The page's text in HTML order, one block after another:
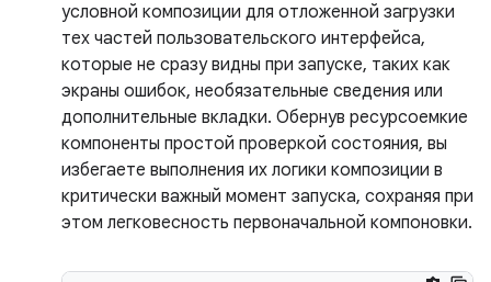
условной композиции для отложенной загрузки
тех частей пользовательского интерфейса,
которые не сразу видны при запуске, таких как
экраны ошибок, необязательные сведения или
дополнительные вкладки. Обернув ресурсоемкие
компоненты простой проверкой состояния, вы
избегаете выполнения их логики композиции в
критически важный момент запуска, сохраняя при
этом легковесность первоначальной компоновки.